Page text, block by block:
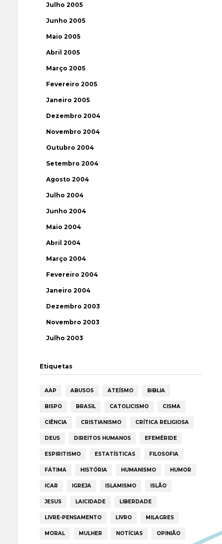
Julho 2005
Junho 2005
Maio 2005
Abril 2005
Março 2005
Fevereiro 2005
Janeiro 2005
Dezembro 2004
Novembro 2004
Outubro 2004
Setembro 2004
Agosto 2004
Julho 2004
Junho 2004
Maio 2004
Abril 2004
Março 2004
Fevereiro 2004
Janeiro 2004
Dezembro 2003
Novembro 2003
Julho 2003
Etiquetas
AAP ABUSOS ATEÍSMO BIBLIA
BISPO BRASIL CATOLICISMO CISMA
CIÊNCIA CRISTIANISMO CRÍTICA RELIGIOSA
DEUS DIREITOS HUMANOS EFEMÉRIDE
ESPIRITISMO ESTATÍSTICAS FILOSOFIA
FÁTIMA HISTÓRIA HUMANISMO HUMOR
ICAR IGREJA ISLAMISMO ISLÃO
JESUS LAICIDADE LIBERDADE
LIVRE-PENSAMENTO LIVRO MILAGRES
MORAL MULHER NOTÍCIAS OPINIÃO